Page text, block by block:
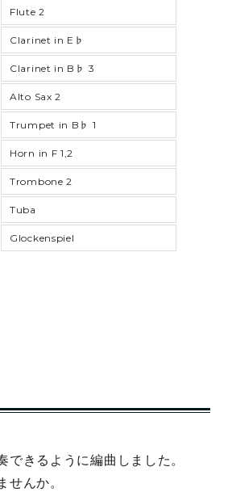
Flute 2
Clarinet in E♭
Clarinet in B♭ 3
Alto Sax 2
Trumpet in B♭ 1
Horn in F 1,2
Trombone 2
Tuba
Glockenspiel
きるように編曲しました。
んか。